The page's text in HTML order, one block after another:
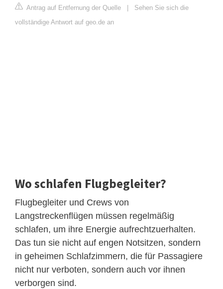
Antrag auf Entfernung der Quelle
Sehen Sie sich die
vollständige Antwort auf geo.de an
Wo schlafen Flugbegleiter?
Flugbegleiter und Crews von
Langstreckenflügen müssen regelmäßig
schlafen, um ihre Energie aufrechtzuerhalten.
Das tun sie nicht auf engen Notsitzen, sondern
in geheimen Schlafzimmern, die für Passagiere
nicht nur verboten, sondern auch vor ihnen
verborgen sind.